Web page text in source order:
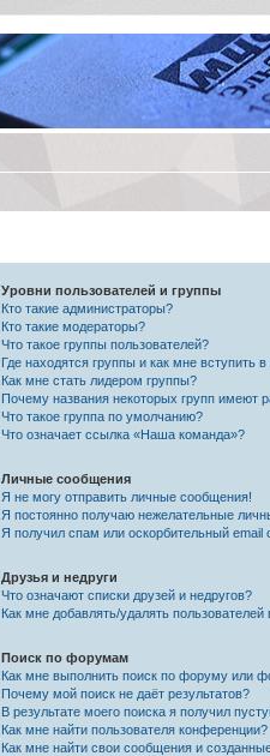
Уровни пользователей и группы
Кто такие администраторы?
Кто такие модераторы?
Что такое группы пользователей?
Где находятся группы и как мне вступить в
Как мне стать лидером группы?
Почему названия некоторых групп имеют
Что такое группа по умолчанию?
Что означает ссылка «Наша команда»?
Личные сообщения
Я не могу отправить личные сообщения!
Я постоянно получаю нежелательные
Я получил спам или оскорбительный email
Друзья и недруги
Что означают списки друзей и недругов?
Как мне добавлять/удалять
Поиск по форумам
Как мне выполнить поиск по форуму или
Почему мой поиск не даёт результатов?
В результате моего поиска я получил
Как мне найти пользователя конференции?
Как мне найти свои сообщения и